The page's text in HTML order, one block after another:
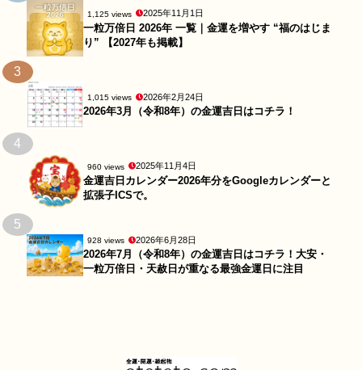
1,125 views 2025年11月1日
一粒万倍日 2026年 一覧｜金運を増やす “福のはじま
り” 【2027年も掲載】
3
1,015 views 2026年2月24日
2026年3月（令和8年）の金運吉日はコチラ！
4
960 views 2025年11月4日
金運吉日カレンダー2026年分をGoogleカレンダーと
拡張子ICSで。
5
928 views 2026年6月28日
2026年7月（令和8年）の金運吉日はコチラ！大安・
一粒万倍日・天赦日が重なる最強金運日に注目